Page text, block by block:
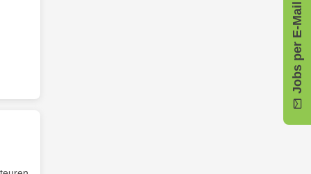
Jobs per E-Mail